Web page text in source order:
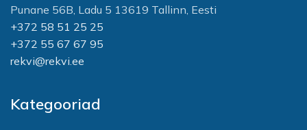
Punane 56B, Ladu 5 13619 Tallinn, Eesti
+372 58 51 25 25
+372 55 67 67 95
rekvi@rekvi.ee
Kategooriad